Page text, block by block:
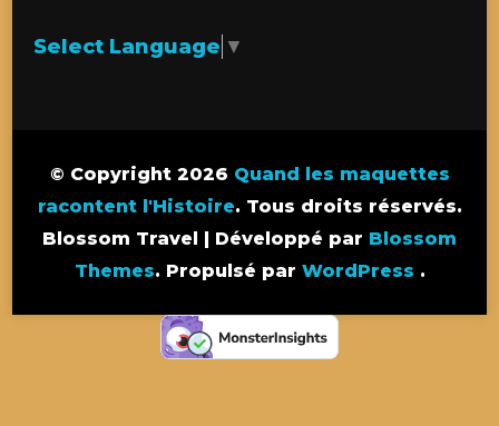
Select Language ▼
© Copyright 2026 Quand les maquettes
racontent l'Histoire. Tous droits réservés.
Blossom Travel | Développé par Blossom
Themes. Propulsé par WordPress .